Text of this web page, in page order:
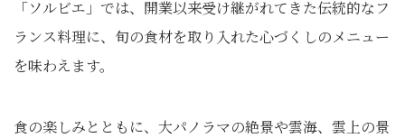
「ソルビエ」では、開業以来受け継がれてきた伝統的なフ
ランス料理に、旬の食材を取り入れた心づくしのメニュー
を味わえます。
食の楽しみとともに、大パノラマの絶景や雲海、雲上の景